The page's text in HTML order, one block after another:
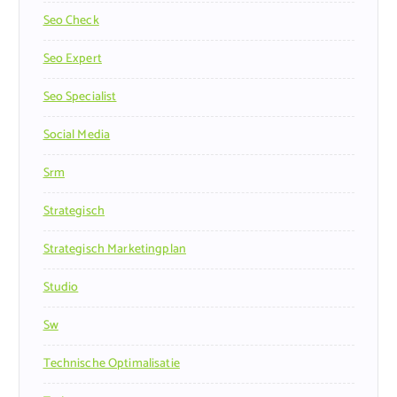
Seo Check
Seo Expert
Seo Specialist
Social Media
Srm
Strategisch
Strategisch Marketingplan
Studio
Sw
Technische Optimalisatie